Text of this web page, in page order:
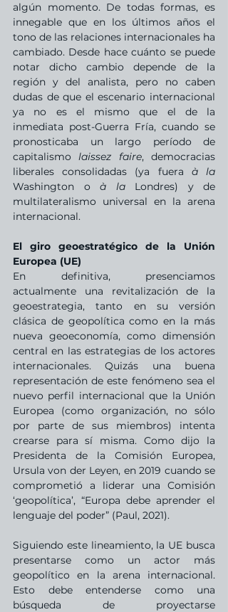
algún momento. De todas formas, es
innegable que en los últimos años el
tono de las relaciones internacionales ha
cambiado. Desde hace cuánto se puede
notar dicho cambio depende de la
región y del analista, pero no caben
dudas de que el escenario internacional
ya no es el mismo que el de la
inmediata post-Guerra Fría, cuando se
pronosticaba un largo período de
capitalismo laissez faire, democracias
liberales consolidadas (ya fuera à la
Washington o à la Londres) y de
multilateralismo universal en la arena
internacional.
El giro geoestratégico de la Unión
Europea (UE)
En definitiva, presenciamos
actualmente una revitalización de la
geoestrategia, tanto en su versión
clásica de geopolítica como en la más
nueva geoeconomía, como dimensión
central en las estrategias de los actores
internacionales. Quizás una buena
representación de este fenómeno sea el
nuevo perfil internacional que la Unión
Europea (como organización, no sólo
por parte de sus miembros) intenta
crearse para sí misma. Como dijo la
Presidenta de la Comisión Europea,
Ursula von der Leyen, en 2019 cuando se
comprometió a liderar una Comisión
‘geopolítica’, “Europa debe aprender el
lenguaje del poder” (Paul, 2021).
Siguiendo este lineamiento, la UE busca
presentarse como un actor más
geopolítico en la arena internacional.
Esto debe entenderse como una
búsqueda de proyectarse